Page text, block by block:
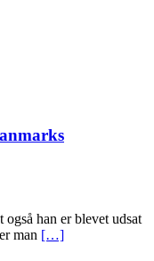
han er blevet udsat
man […]